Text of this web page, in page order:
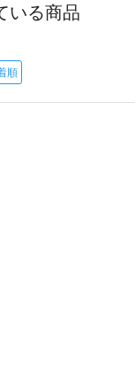
いる商品
順